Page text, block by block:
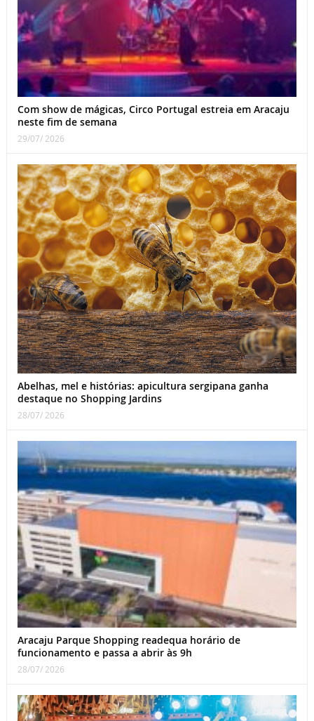
Com show de mágicas, Circo Portugal estreia em Aracaju
neste fim de semana
29/07/ 2026
Abelhas, mel e histórias: apicultura sergipana ganha
destaque no Shopping Jardins
28/07/ 2026
Aracaju Parque Shopping readequa horário de
funcionamento e passa a abrir às 9h
28/07/ 2026